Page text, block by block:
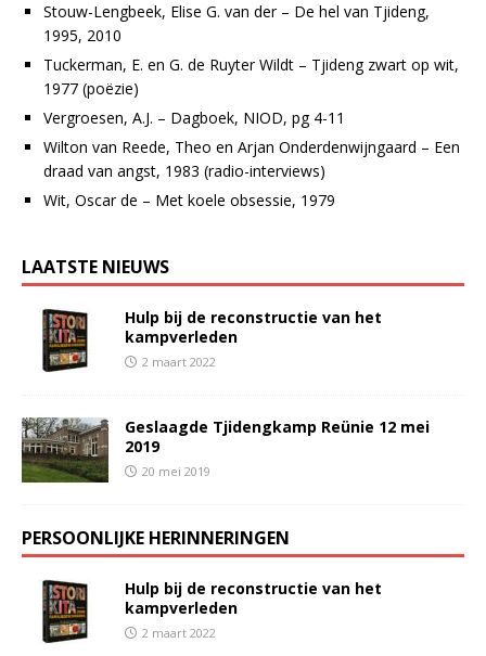
Stouw-Lengbeek, Elise G. van der – De hel van Tjideng,
1995, 2010
Tuckerman, E. en G. de Ruyter Wildt – Tjideng zwart op wit,
1977 (poëzie)
Vergroesen, A.J. – Dagboek, NIOD, pg 4-11
Wilton van Reede, Theo en Arjan Onderdenwijngaard – Een
draad van angst, 1983 (radio-interviews)
Wit, Oscar de – Met koele obsessie, 1979
LAATSTE NIEUWS
Hulp bij de reconstructie van het
kampverleden
2 maart 2022
Geslaagde Tjidengkamp Reünie 12 mei
2019
20 mei 2019
PERSOONLIJKE HERINNERINGEN
Hulp bij de reconstructie van het
kampverleden
2 maart 2022